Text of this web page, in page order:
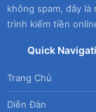
không spam, đây
trình kiếm tiền
Quick
Trang Chủ
Diễn Đàn